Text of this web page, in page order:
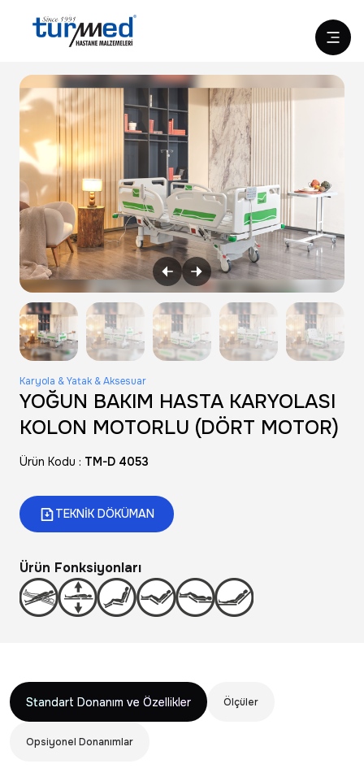
Karyola & Yatak & Aksesuar
YOĞUN BAKIM HASTA KARYOLASI
KOLON MOTORLU (DÖRT MOTOR)
Ürün Kodu : TM-D 4053
TEKNİK DÖKÜMAN
Ürün Fonksiyonları
Standart Donanım ve Özellikler Ölçüler
Opsiyonel Donanımlar